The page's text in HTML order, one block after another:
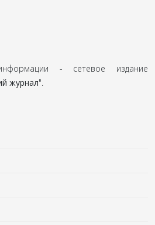
- сетевое издание
журнал".